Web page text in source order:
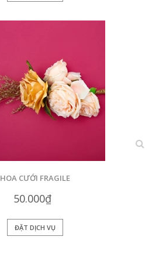
xem
HOA CƯỚI FRAGILE
50.000₫
ĐẶT DỊCH VỤ